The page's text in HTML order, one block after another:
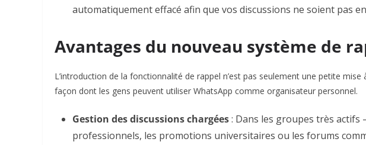
automatiquement effacé afin que vos discussions ne soient pas
Avantages du nouveau système de
L’introduction de la fonctionnalité de rappel n’est pas seulement une petite
façon dont les gens peuvent utiliser WhatsApp comme organisateur personnel.
Gestion des discussions chargées: Dans les groupes très actifs
professionnels, les promotions universitaires ou les forums